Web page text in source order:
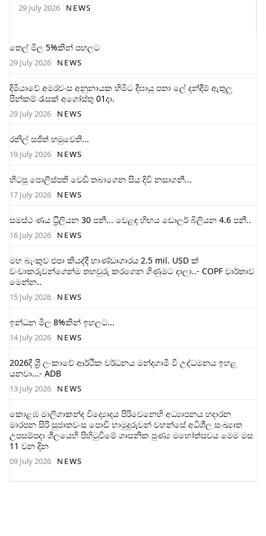
29 July 2026 NEWS
තෙල් මිල 5%කින් පහලට
29 July 2026 NEWS
දිමියාවේ අමරවංස අනුනායක හිමිට දීඝායු පතා ලේ දන්දීම් ඇතුලු
පින්කම් රැසක් අගෝස්තු 01දා.
29 July 2026 NEWS
රනිල් සජිත් හමුවෙති...
19 July 2026 NEWS
හිටපු පොලිස්පති වෙඩි තබාගෙන සිය දිවි නසාගනී...
17 July 2026 NEWS
සමස්ථ ණය ට‍්‍රිලියන 30 පනී... වෙළඳ හිඟය ඩොලර් බිලියන 4.6 පනී..
16 July 2026 NEWS
මහ බැංකුව එපා කියද්දී භාණ්ඩාගාරය 2.5 mil. USD ක්
වංචාකරුවන්ගෙන්ම තහවුරු කරගෙන ගිණුමට දාලා..- COPF වාර්තාව
මෙන්න..
15 July 2026 NEWS
ඉන්ධන මිල 8%කින් ඉහලට...
14 July 2026 NEWS
2026දී ශ‍්‍රී ලංකාවේ ආර්ථික වර්ධනය මන්දගාමී වී උද්ධමනය ඉහළ
යනවා...- ADB
13 July 2026 NEWS
කොළඹ මාලිගාකන්ද විද්‍යොදය පිරිවෙනෙහි අධ්‍යාපනය හදාරන
මාරපන සිරි සුජාතවංස පොඩි හාමුදුරුවන් වහන්සේ අධිශීල සංඛ්‍යාත
උපසම්පදා ශීලයෙහි පිහිටුවීමේ ශාසනික පුණ්‍ය මහෝත්සවය මෙම මස
11 වන දින
09 July 2026 NEWS